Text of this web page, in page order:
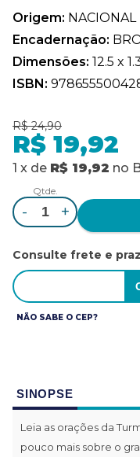
Origem: NACIONAL
Encadernação:
Dimensões: 12.5 x
ISBN:
R$ 24,90
R$ 19,92
1 x de R$ 19,92 no
Qtde.
- +
Consulte frete e
NÃO SABE O CEP?
SINOPSE
Leia as orações da
pouco mais sobre o